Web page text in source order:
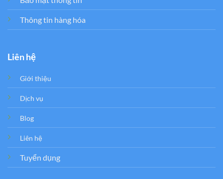
Thông tin hàng hóa
Liên hệ
Giới thiệu
Dịch vụ
Blog
Liên hệ
Tuyển dụng